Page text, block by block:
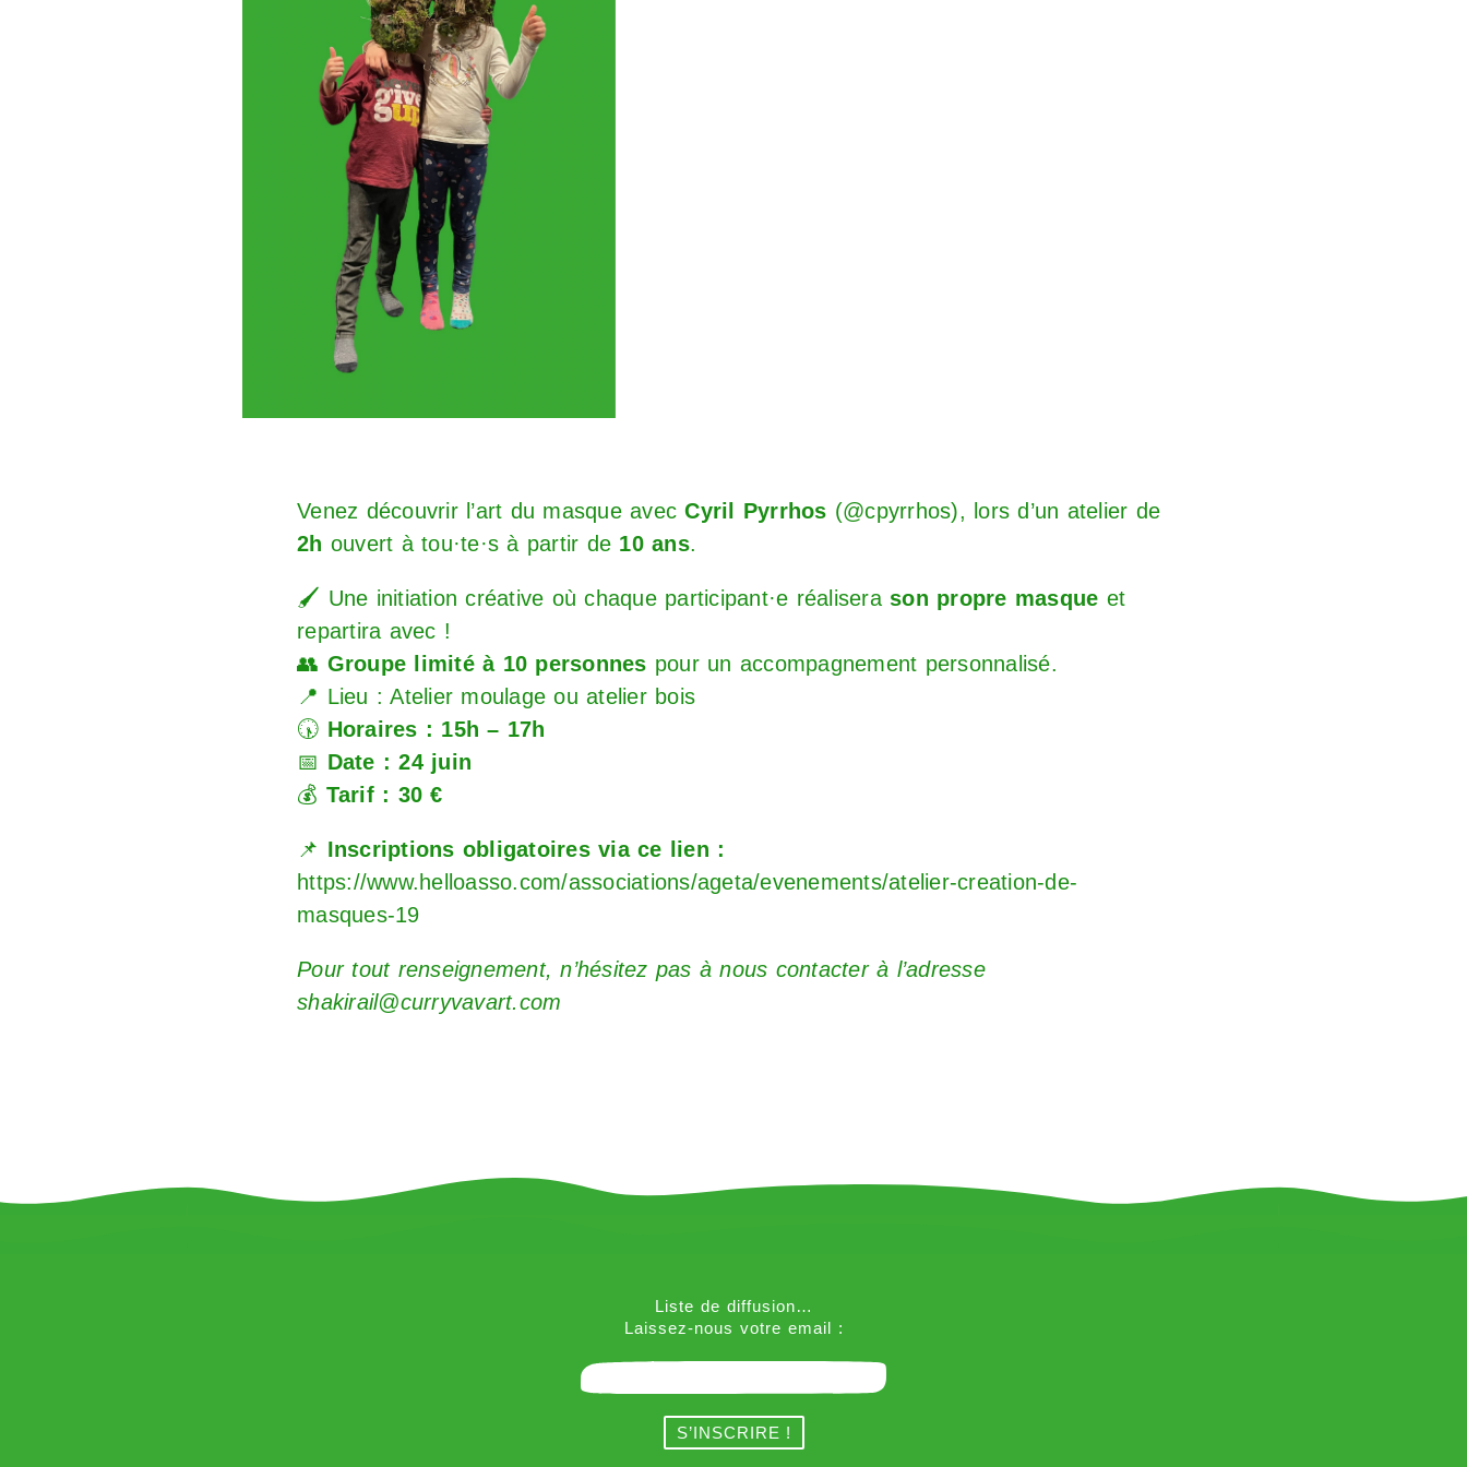
Venez découvrir l’art du masque avecCyril Pyrrhos (@cpyrrhos), lors d’un atelier de
2h ouvert à tou·te·s à partir de 10 ans.
🖌️ Une initiation créative où chaque participant·e réalisera son propre masque et
repartira avec !
👥 Groupe limité à 10 personnes pour un accompagnement personnalisé.
📍 Lieu : Atelier moulage ou atelier bois
🕠 Horaires : 15h – 17h
📅 Date : 24 juin
💰 Tarif : 30 €
📌 Inscriptions obligatoires via ce lien :
https://www.helloasso.com/associations/ageta/evenements/atelier-creation-de-
masques-19
Pour tout renseignement, n’hésitez pas à nous contacter à l’adresse
shakirail@curryvavart.com
Liste de diffusion…
Laissez-nous votre email :